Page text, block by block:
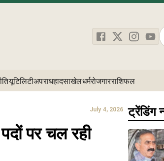
यूटिलिटीअपराधहादसाखेलधर्मरोजगारराशिफल
July 4, 2026
पर चल रही
ट्रेंडिंग